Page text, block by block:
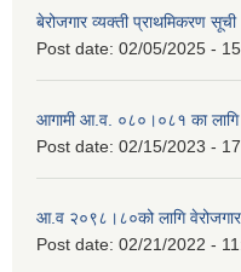
बेरोजगार व्यक्ती प्राथमिकरण
Post date: 02/05/2025 -
आगामी आ.व. ०८०।०८१ का लागि
Post date: 02/15/2023 -
आ.व २०९८।८०को लागि
Post date: 02/21/2022 -